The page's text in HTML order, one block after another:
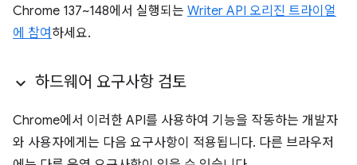
Chrome 137~148에서 실행되는 Writer API 오리진 트라이얼
에 참여 하세요.
하드웨어 요구사항 검토
Chrome에서 이러한 API를 사용하여 기능을 작동하는 개발자
와 사용자에게는 다음 요구사항이 적용됩니다. 다른 브라우저